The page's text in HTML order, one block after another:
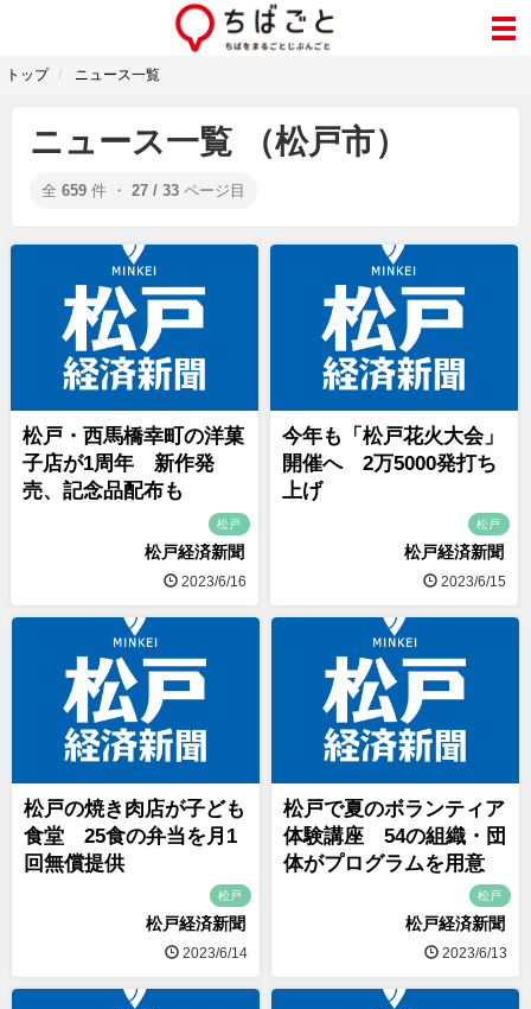
トップ ニュース一覧
ニュース一覧 （松戸市）
全 659 件 ・ 27 / 33 ページ目
松戸・西馬橋幸町の洋菓
子店が1周年 新作発
売、記念品配布も
松戸
松戸経済新聞
2023/6/16
今年も「松戸花火大会」
開催へ 2万5000発打ち
上げ
松戸
松戸経済新聞
2023/6/15
松戸の焼き肉店が子ども
食堂 25食の弁当を月1
回無償提供
松戸
松戸経済新聞
2023/6/14
松戸で夏のボランティア
体験講座 54の組織・団
体がプログラムを用意
松戸
松戸経済新聞
2023/6/13